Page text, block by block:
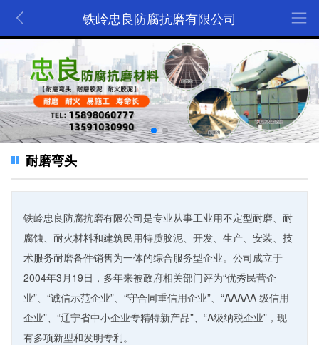
铁岭忠良防腐抗磨有限公司
耐磨弯头
铁岭忠良防腐抗磨有限公司是专业从事工业用不定型耐磨、耐
腐蚀、耐火材料和建筑民用特质胶泥、开发、生产、安装、技
术服务耐磨备件销售为一体的综合服务型企业。公司成立于
2004年3月19日，多年来被政府相关部门评为“优秀民营企
业”、“诚信示范企业”、“守合同重信用企业”、“AAAAA 级信用
企业”、“辽宁省中小企业专精特新产品”、“A级纳税企业”，现
有多项新型和发明专利。